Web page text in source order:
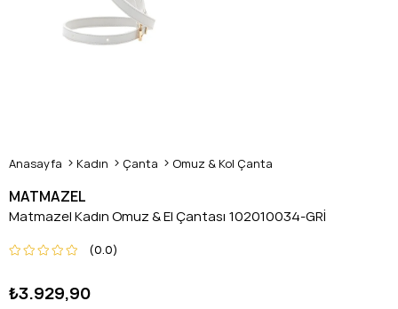
Anasayfa Kadın Çanta Omuz & Kol Çanta
MATMAZEL
Matmazel Kadın Omuz & El Çantası 102010034-GRİ
0.0
₺3.929,90